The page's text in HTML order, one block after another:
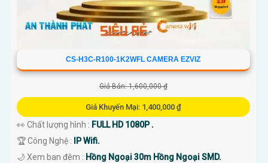
CS-H3C-R100-1K2WFL CAMERA EZVIZ
Giá Bán: 1,600,000 ₫
Giá Khuyến Mại: 1,400,000 ₫
👀 Chất lượng hình : FULL HD 1080P .
🏆 Công Nghệ :
IP Wifi.
🌙 Xem ban đêm : Hồng Ngoại 30m Hồng Ngoại SMD.